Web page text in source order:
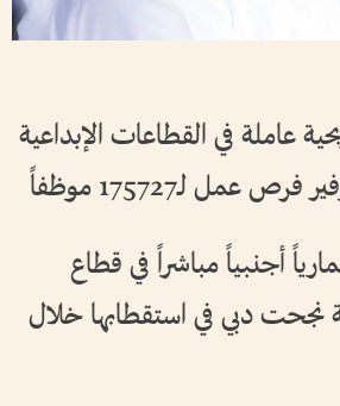
ربحية عاملة في القطاعات الإبداعية
عمل لـ175727 موظفاً
أجنبياً مباشراً في قطاع
نجحت دبي في استقطابها خلال